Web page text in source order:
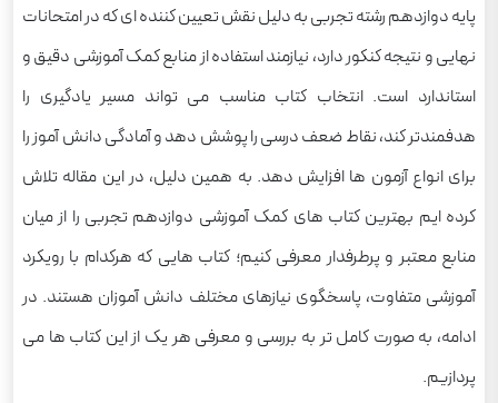
پایه دوازدهم رشته تجربی به دلیل نقش تعیین کننده ای که در امتحانات
نهایی و نتیجه کنکور دارد، نیازمند استفاده از منابع کمک آموزشی دقیق و
استاندارد است. انتخاب کتاب مناسب می تواند مسیر یادگیری را
هدفمندتر کند، نقاط ضعف درسی را پوشش دهد و آمادگی دانش آموز را
برای انواع آزمون ها افزایش دهد. به همین دلیل، در این مقاله تلاش
کرده ایم بهترین کتاب های کمک آموزشی دوازدهم تجربی را از میان
منابع معتبر و پرطرفدار معرفی کنیم؛ کتاب هایی که هرکدام با رویکرد
آموزشی متفاوت، پاسخگوی نیازهای مختلف دانش آموزان هستند. در
ادامه، به صورت کامل تر به بررسی و معرفی هر یک از این کتاب ها می
پردازیم.